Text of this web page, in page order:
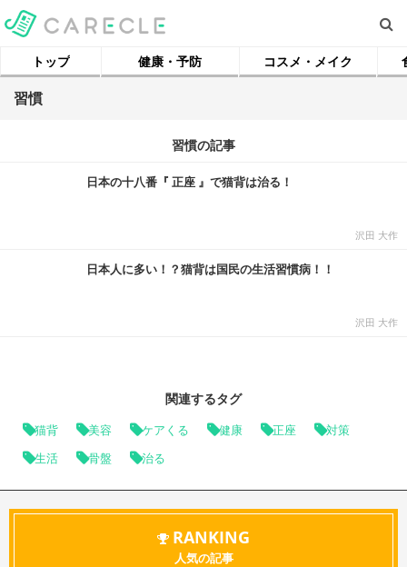
トップ 健康・予防 コスメ・メイク
習慣
習慣の記事
日本の十八番『 正座 』で猫背は治る！
沢田 大作
日本人に多い！？猫背は国民の生活習慣病！！
沢田 大作
関連するタグ
猫背 美容 ケアくる 健康 正座 対策
生活 骨盤 治る
RANKING
人気の記事